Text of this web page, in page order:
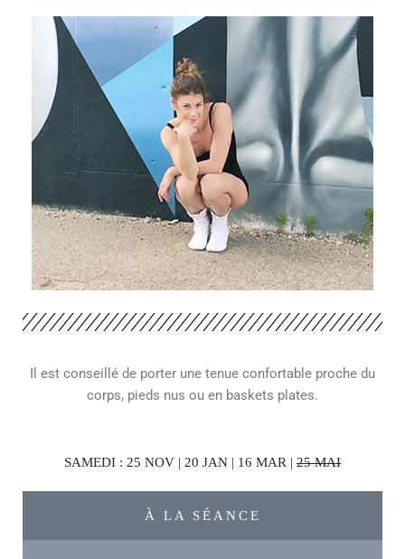
Il est conseillé de porter une tenue confortable proche du
corps, pieds nus ou en baskets plates.
SAMEDI : 25 NOV | 20 JAN | 16 MAR | 25 MAI
À LA SÉANCE